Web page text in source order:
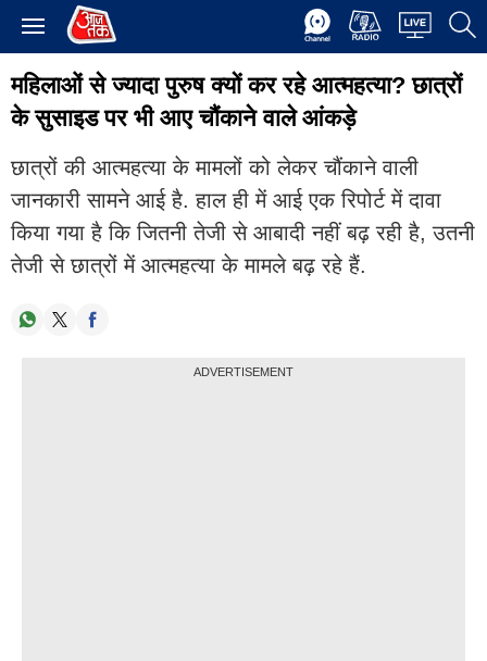
महिलाओं से ज्यादा पुरुष क्यों कर रहे आत्महत्या? छात्रों
के सुसाइड पर भी आए चौंकाने वाले आंकड़े
छात्रों की आत्महत्या के मामलों को लेकर चौंकाने वाली
जानकारी सामने आई है. हाल ही में आई एक रिपोर्ट में दावा
किया गया है कि जितनी तेजी से आबादी नहीं बढ़ रही है, उतनी
तेजी से छात्रों में आत्महत्या के मामले बढ़ रहे हैं.
ADVERTISEMENT